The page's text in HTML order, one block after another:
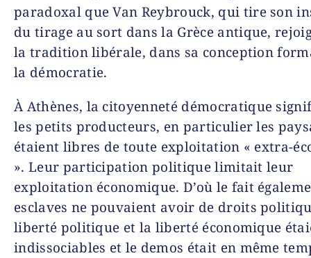
paradoxal que Van Reybrouck, qui tire son
du tirage au sort dans la Grèce antique,
la tradition libérale, dans sa conception
la démocratie.
À Athènes, la citoyenneté démocratique
les petits producteurs, en particulier les
étaient libres de toute exploitation « extra-
». Leur participation politique limitait leur
exploitation économique. D’où le fait
esclaves ne pouvaient avoir de droits
liberté politique et la liberté économique
indissociables et le demos était en même